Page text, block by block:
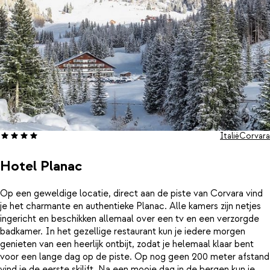
Hotel Planac
ItaliëCorvara
Op een geweldige locatie, direct aan de piste van Corvara vind
je het charmante en authentieke Planac. Alle kamers zijn netjes
ingericht en beschikken allemaal over een tv en een verzorgde
badkamer. In het gezellige restaurant kun je iedere morgen
genieten van een heerlijk ontbijt, zodat je helemaal klaar bent
voor een lange dag op de piste. Op nog geen 200 meter afstand